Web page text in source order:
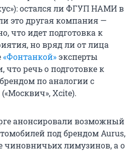
остался ли ФГУП НАМИ в
это другая компания —
что идет подготовка к
но вряд ли от лица
«Фонтанкой»эксперты
речь о подготовке к
по аналогии с
Xcite).
анонсировали возможный
под брендом Aurus,
чиновничьих лимузинов, а о